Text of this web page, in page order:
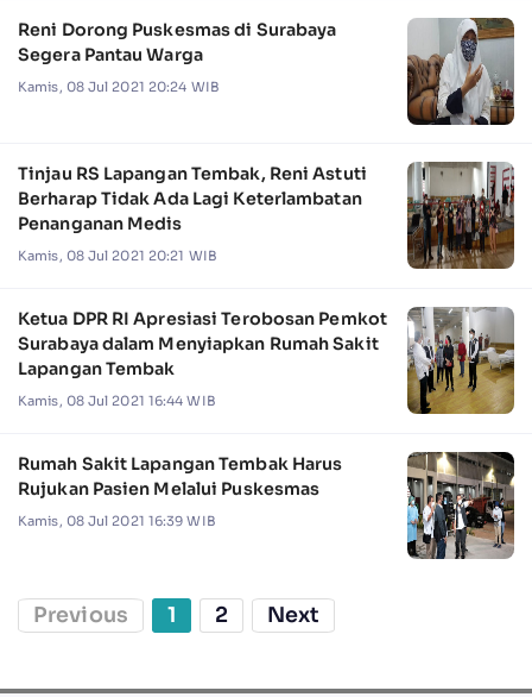
Reni Dorong Puskesmas di Surabaya
Segera Pantau Warga
Kamis, 08 Jul 2021 20:24 WIB
Tinjau RS Lapangan Tembak, Reni Astuti
Berharap Tidak Ada Lagi Keterlambatan
Penanganan Medis
Kamis, 08 Jul 2021 20:21 WIB
Ketua DPR RI Apresiasi Terobosan Pemkot
Surabaya dalam Menyiapkan Rumah Sakit
Lapangan Tembak
Kamis, 08 Jul 2021 16:44 WIB
Rumah Sakit Lapangan Tembak Harus
Rujukan Pasien Melalui Puskesmas
Kamis, 08 Jul 2021 16:39 WIB
Previous 1 2 Next